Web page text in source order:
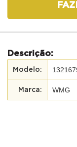
Descrição:
WMG